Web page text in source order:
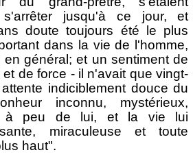
s'arrêter jusqu'à ce jour, et
doute toujours été le plus
dans la vie de l'homme,
général; et un sentiment de
de force - il n'avait que vingt-
indiciblement douce du
inconnu, mystérieux,
à peu de lui, et la vie lui
miraculeuse et toute
haut".